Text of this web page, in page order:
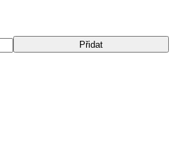
Přidat